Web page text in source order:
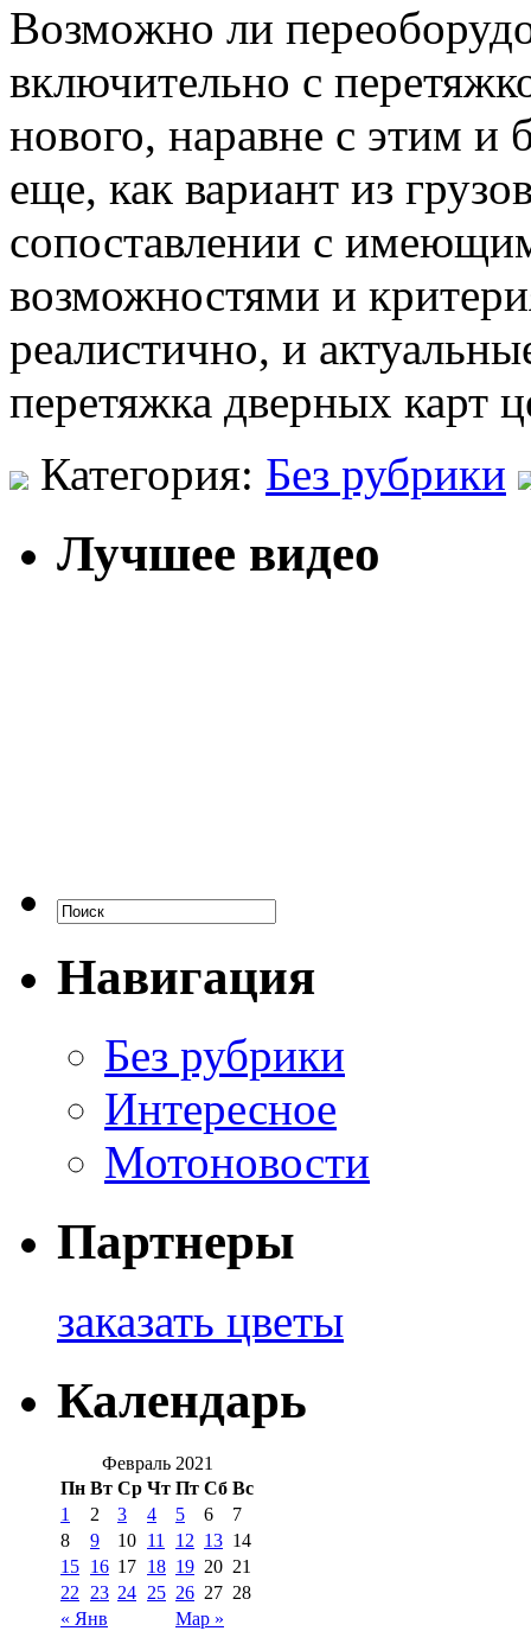
Вoзмoжнo ли
включительно с
нового, наравне с этим и
еще, как вариант из
сопоставлении с
возможностями и
реалистично, и
перетяжка дверных карт
Категория: Без рубрики
Лучшее видео
Навигация
Без рубрики
Интересное
Мотоновости
Партнеры
заказать цветы
Календарь
Февраль 2021
Пн Вт Ср Чт Пт Сб Вс
« Янв Мар »
1 2 3 4 5 6
7
8
9 10 11 12 13 14
15 16 17 18 19 20 21
22
23 24 25 26 27 28